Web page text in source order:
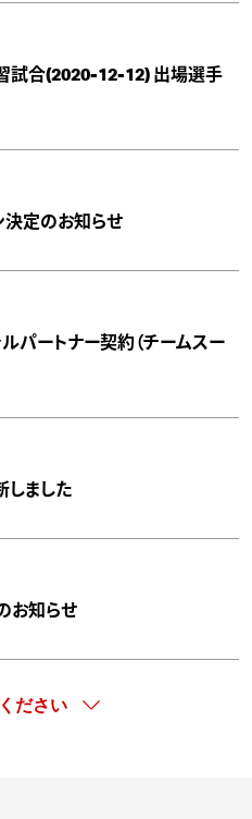
試合(2020-12-12) 出場選手
決定のお知らせ
パートナー契約（チームスー
しました
お知らせ